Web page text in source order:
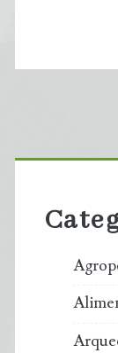
Sidebar